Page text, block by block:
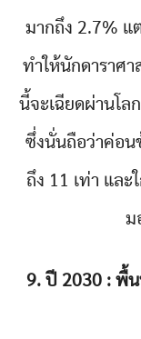
มากถึง 2.7% แ
ทำให้นักดาราศา
นี้จะเฉียดผ่านโล
ซึ่งนั่นถือว่าค่อน
ถึง 11 เท่า และ
ม
9. ปี 2030 : พื้น